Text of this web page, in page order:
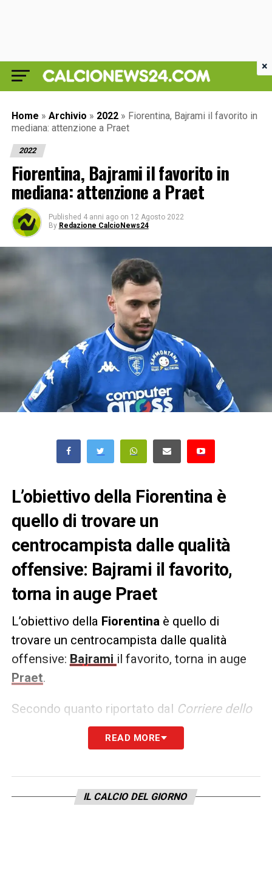
Home » Archivio » 2022 » Fiorentina, Bajrami il favorito in
mediana: attenzione a Praet
2022
Fiorentina, Bajrami il favorito in
mediana: attenzione a Praet
Published 4 anni ago on 12 Agosto 2022
By Redazione CalcioNews24
L’obiettivo della Fiorentina è
quello di trovare un
centrocampista dalle qualità
offensive: Bajrami il favorito,
torna in auge Praet
L’obiettivo della Fiorentina è quello di
trovare un centrocampista dalle qualità
offensive: Bajrami il favorito, torna in auge
Praet.
Secondo quanto riportato dal Corriere dello
, l’albanese dell’Empoli è il favorito
anche se il gioco di incastri con gli azzurri
tornare di moda il nome di Praet già
READ MORE
IL CALCIO DEL GIORNO
×